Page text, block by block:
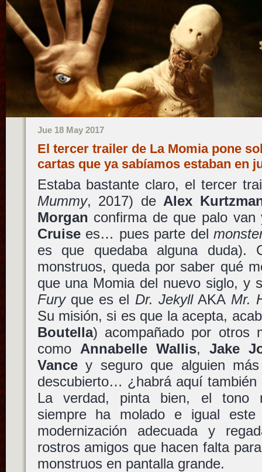
Jue 18 May 2017
El tercer trailer de La Momia pone
cartas que ya sabíamos estaban en
Estaba bastante claro, el tercer
Mummy, 2017) de Alex
Morgan confirma de que palo
Cruisees… pues parte del
es que quedaba alguna duda).
monstruos, queda por saber qué
que una Momia del nuevo siglo, y
Furyque es el Dr. JekyllAKA Mr.
Su misión, si es que la acepta,
Boutella) acompañado por otros
como Annabelle Wallis,Jake
Vancey seguro que alguien
descubierto… ¿habrá aquí también
La verdad, pinta bien, el tono
siempre ha molado e igual
modernización adecuada y
rostros amigos que hacen falta
monstruos en pantalla grande.